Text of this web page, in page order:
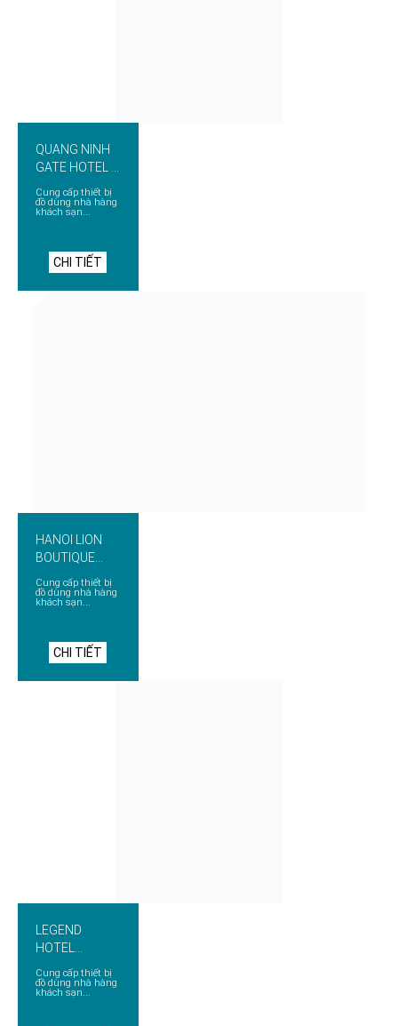
QUANG NINH
GATE HOTEL &
RESORT
Cung cấp thiết bị
đồ dùng nhà hàng
khách sạn...
CHI TIẾT
HANOI LION
BOUTIQUE
HOTEL
Cung cấp thiết bị
đồ dùng nhà hàng
khách sạn...
CHI TIẾT
LEGEND
HOTEL
HAIPHONG
Cung cấp thiết bị
đồ dùng nhà hàng
khách sạn...